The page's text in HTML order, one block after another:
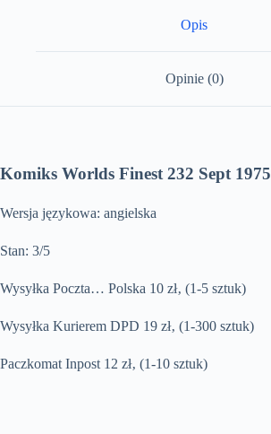
Opis
Opinie (0)
Komiks Worlds Finest 232 Sept 1975
Wersja językowa: angielska
Stan: 3/5
Wysyłka Poczta… Polska 10 zł‚ (1-5 sztuk)
Wysyłka Kurierem DPD 19 zł‚ (1-300 sztuk)
Paczkomat Inpost 12 zł‚ (1-10 sztuk)